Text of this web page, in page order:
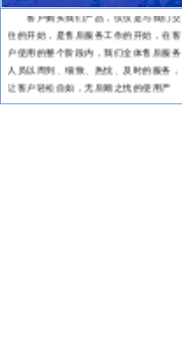
客户购买我们产品，仅仅是与我们交
往的开始，是售后服务工作的开始，在客
户使用的整个阶段内，我们全体售后服务
人员以周到、细致、热忱、及时的服务，
让客户轻松自如，无后顾之忧的使用产
品，能真正体验到我们的产品为客户带来